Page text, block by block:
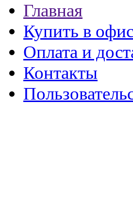
Главная
Купить в
Оплата и
Контакты